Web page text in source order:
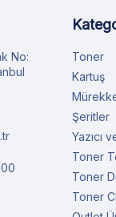
No:
Toner
Kartuş
Şeritler
Yazıcı
Toner
Toner
Toner